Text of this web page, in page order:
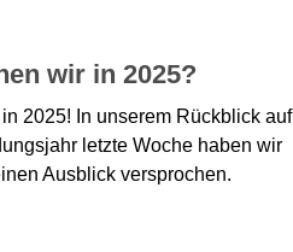
wir in 2025?
in 2025! In unserem Rückblick auf
letzte Woche haben wir
Ausblick versprochen.